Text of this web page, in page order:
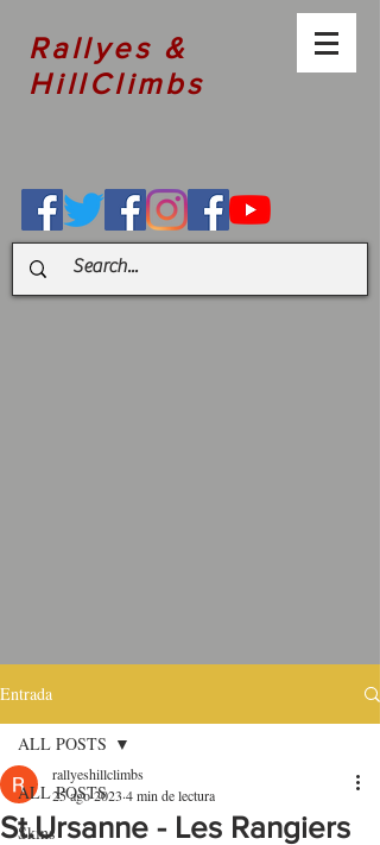
Rallyes &
HillClimbs
Entrada
ALL POSTS
Skins
ALL POSTS
St.Ursanne - Les Rangiers
rallyeshillclimbs
25 ago 2023 4 min de lectura